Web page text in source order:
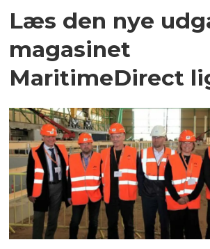
Læs den nye
magasinet
MaritimeDirect